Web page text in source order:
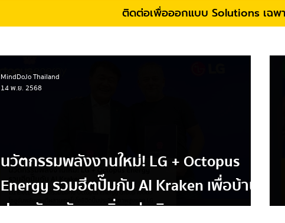
ติดต่อเพื่อออกแบบ Solutions เฉพ
นวัตกรรมพลังงานใหม่! LG + Octopus
Energy รวมฮีตปั๊มกับ AI Kraken เพื่อบ้าน
ประหยัดพลังงานยิ่งกว่าเดิม
MindDoJo Thailand
14 พ.ย. 2568